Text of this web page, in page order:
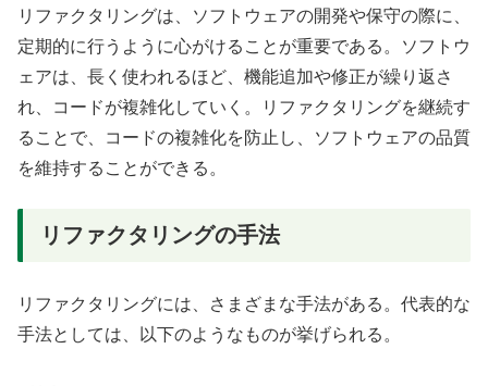
リファクタリングは、ソフトウェアの開発や保守の際に、
定期的に行うように心がけることが重要である。ソフトウ
ェアは、長く使われるほど、機能追加や修正が繰り返さ
れ、コードが複雑化していく。リファクタリングを継続す
ることで、コードの複雑化を防止し、ソフトウェアの品質
を維持することができる。
リファクタリングの手法
リファクタリングには、さまざまな手法がある。代表的な
手法としては、以下のようなものが挙げられる。